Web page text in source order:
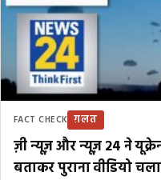
FACT CHECK ग़लत
ज़ी न्यूज़ और न्यूज़ 24 ने
बताकर पुराना वीडियो